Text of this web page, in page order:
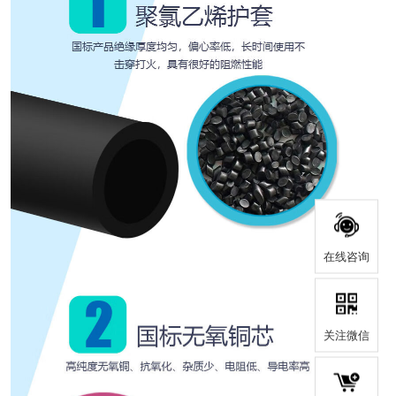
在线咨询
关注微信